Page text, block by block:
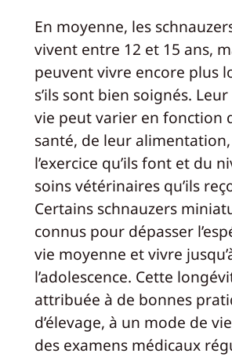
En moyenne, les
vivent entre 12 et 15 ans,
peuvent vivre encore plus
s’ils sont bien soignés.
vie peut varier en fonction
santé, de leur
l’exercice qu’ils font et du
soins vétérinaires qu’ils
Certains schnauzers
connus pour dépasser
vie moyenne et vivre
l’adolescence. Cette
attribuée à de bonnes
d’élevage, à un mode de
des examens médicaux